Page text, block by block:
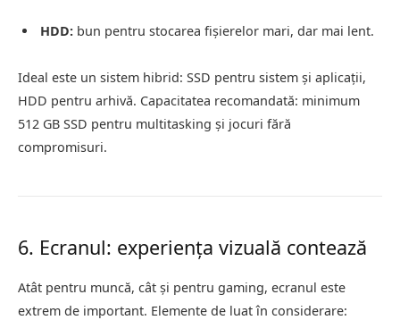
HDD: bun pentru stocarea fișierelor mari, dar mai lent.
Ideal este un sistem hibrid: SSD pentru sistem și aplicații,
HDD pentru arhivă. Capacitatea recomandată: minimum
512 GB SSD pentru multitasking și jocuri fără
compromisuri.
6. Ecranul: experiența vizuală contează
Atât pentru muncă, cât și pentru gaming, ecranul este
extrem de important. Elemente de luat în considerare: